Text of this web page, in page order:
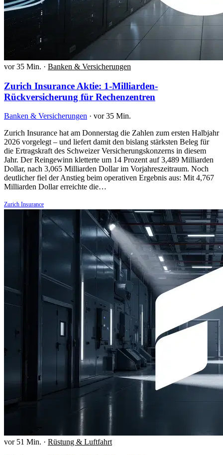
vor 35 Min. · Banken & Versicherungen
Zurich Insurance Aktie: 1-Milliarden-
Rückversicherung für Rechenzentren
Banken & Versicherungen · vor 35 Min.
Zurich Insurance hat am Donnerstag die Zahlen zum ersten Halbjahr
2026 vorgelegt – und liefert damit den bislang stärksten Beleg für
die Ertragskraft des Schweizer Versicherungskonzerns in diesem
Jahr. Der Reingewinn kletterte um 14 Prozent auf 3,489 Milliarden
Dollar, nach 3,065 Milliarden Dollar im Vorjahreszeitraum. Noch
deutlicher fiel der Anstieg beim operativen Ergebnis aus: Mit 4,767
Milliarden Dollar erreichte die…
Zurich Insurance
vor 51 Min. · Rüstung & Luftfahrt